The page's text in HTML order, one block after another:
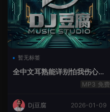
暂无标签
全中文耳熟能详别怕我伤心
爱的代价lakHouse专辑v59R
免费
Dj豆腐 2026-01-09